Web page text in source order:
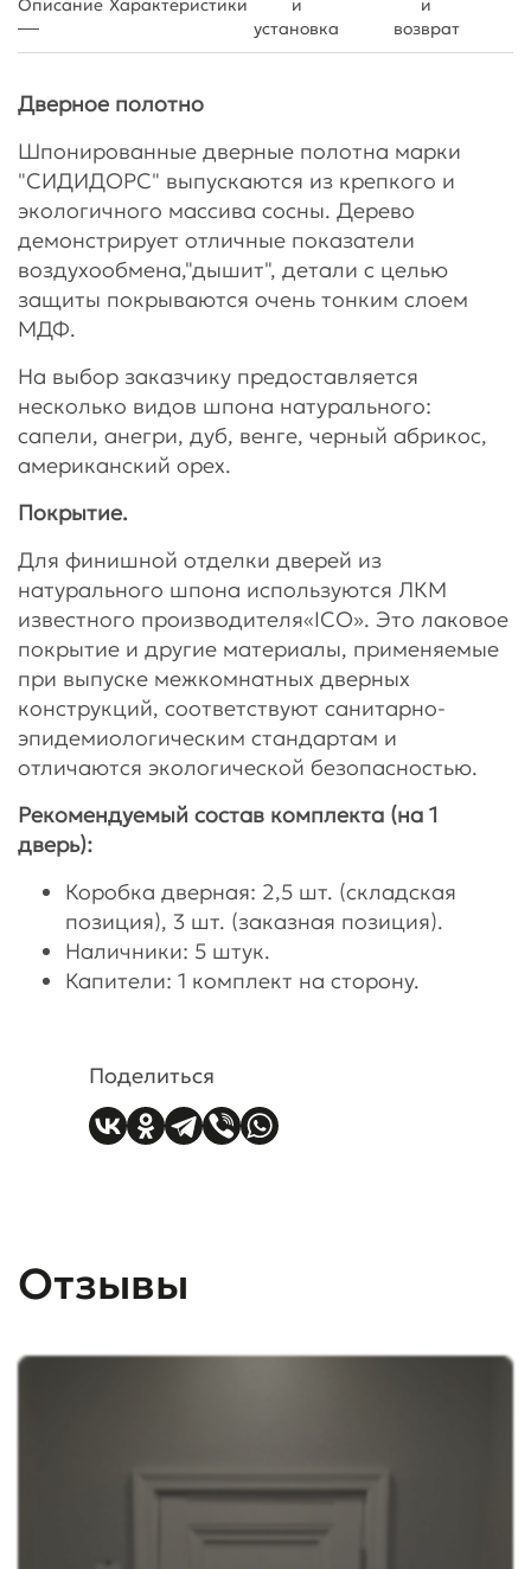
Описание Характеристики
и
установка
и
возврат
Дверное полотно
Шпонированные дверные полотна марки
"СИДИДОРС" выпускаются из крепкого и
экологичного массива сосны. Дерево
демонстрирует отличные показатели
воздухообмена,"дышит", детали с целью
защиты покрываются очень тонким слоем
МДФ.
На выбор заказчику предоставляется
несколько видов шпона натурального:
сапели, анегри, дуб, венге, черный абрикос,
американский орех.
Покрытие.
Для финишной отделки дверей из
натурального шпона используются ЛКМ
известного производителя«ICO». Это лаковое
покрытие и другие материалы, применяемые
при выпуске межкомнатных дверных
конструкций, соответствуют санитарно-
эпидемиологическим стандартам и
отличаются экологической безопасностью.
Рекомендуемый состав комплекта (на 1
дверь):
Коробка дверная: 2,5 шт. (складская
позиция), 3 шт. (заказная позиция).
Наличники: 5 штук.
Капители: 1 комплект на сторону.
Поделиться
Отзывы